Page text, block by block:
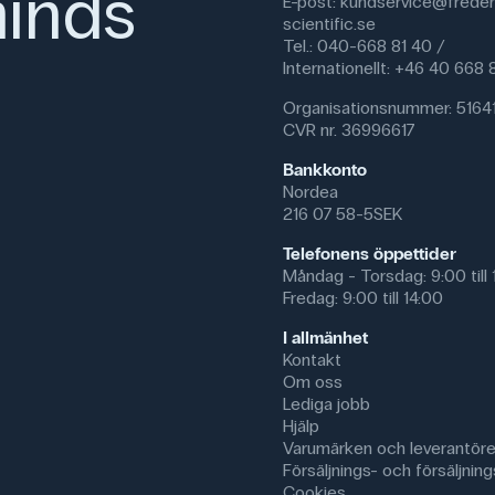
Mikroberedningssatsen
Oesofagus, hund, c.s.
Hud, människa, sek.
Flat bindväv, människa, sek.
Blod, människa, utstryk
Removed smooth muscle,
Hjärtmuskel, hund, l.s.
Motorisk nerv, gris, etc.
Ryggmärg, kanin, c.s.
Mage, hund, sek.s.
Tunntarm, hund, sek.
Lunga, människa, sek.
Testikel, kanin, sek.
Ovarie, mus, sek.
Urinblåsa, hund, sek.
Mukosa, människa, utstryk
Skivepitel, hund, sp.
Bug sputum körtel, hund,
Myeliniserad nerv,
Semen, människa, utstryk
scientific.se
Tel.: 040-668 81 40 /
Internationellt: +46 40 668
Organisationsnummer:
CVR nr. 36996617
Bankkonto
Nordea
216 07 58-5SEK
Telefonens öppettider
Måndag - Torsdag: 9:00 till
Fredag: 9:00 till 14:00
I allmänhet
Kontakt
Om oss
Lediga jobb
Hjälp
Varumärken och
Försäljnings- och